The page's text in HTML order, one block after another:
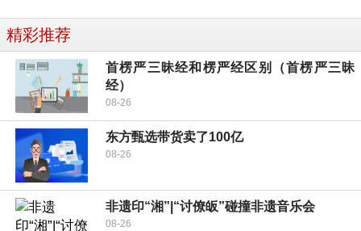
精彩推荐
首楞严三昧经和楞严经区别（首楞严三昧
经）
08-26
东方甄选带货卖了100亿
08-26
非遗印“湘”|“讨僚皈”碰撞非遗音乐会
08-26